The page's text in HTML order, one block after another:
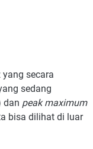
secara
sedang
dan peak maximum
bisa dilihat di luar